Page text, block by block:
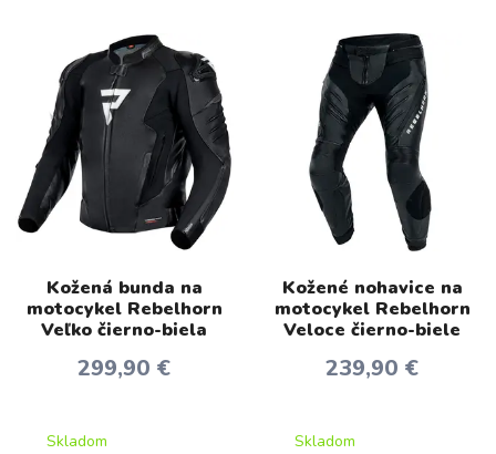
Kožená bunda na
motocykel Rebelhorn
Veľko čierno-biela
299,90 €
Skladom
Kožené nohavice na
motocykel Rebelhorn
Veloce čierno-biele
239,90 €
Skladom